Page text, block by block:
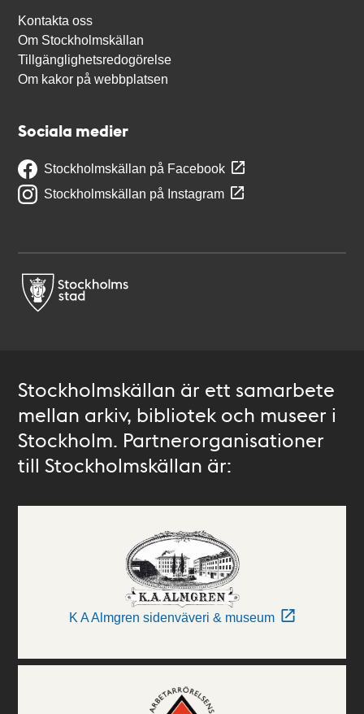
Kontakta oss
Om Stockholmskällan
Tillgänglighetsredogörelse
Om kakor på webbplatsen
Sociala medier
Stockholmskällan på Facebook
Stockholmskällan på Instagram
Stockholmskällan är ett samarbete
mellan arkiv, bibliotek och museer i
Stockholm. Partnerorganisationer
till Stockholmskällan är:
K A Almgren sidenväveri & museum